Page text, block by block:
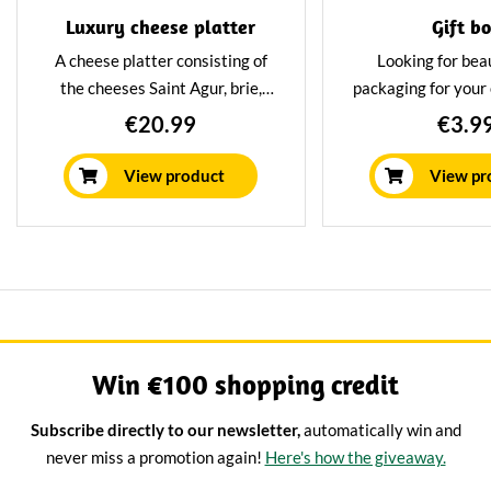
Luxury cheese platter
A cheese platter consisting of
the cheeses Saint Agur, brie,
Morbier and Trappist. All 4
gram allowing you to enjoy an
evening of delicious flavours.
The cheeses come without a
€20.99
View product
Gift
Looking for
packaging for
cheese package?
peasant dress
make your
View
Win €100 shopping credit
Subscribe directly to our newsletter,automatically win and
never miss a promotion again! Here's how the giveaway.